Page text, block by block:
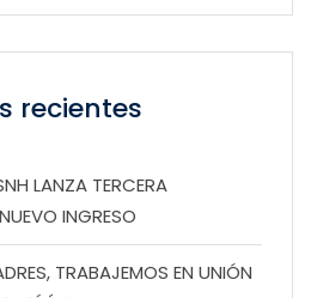
recientes
LANZA TERCERA
INGRESO
TRABAJEMOS EN UNIÓN